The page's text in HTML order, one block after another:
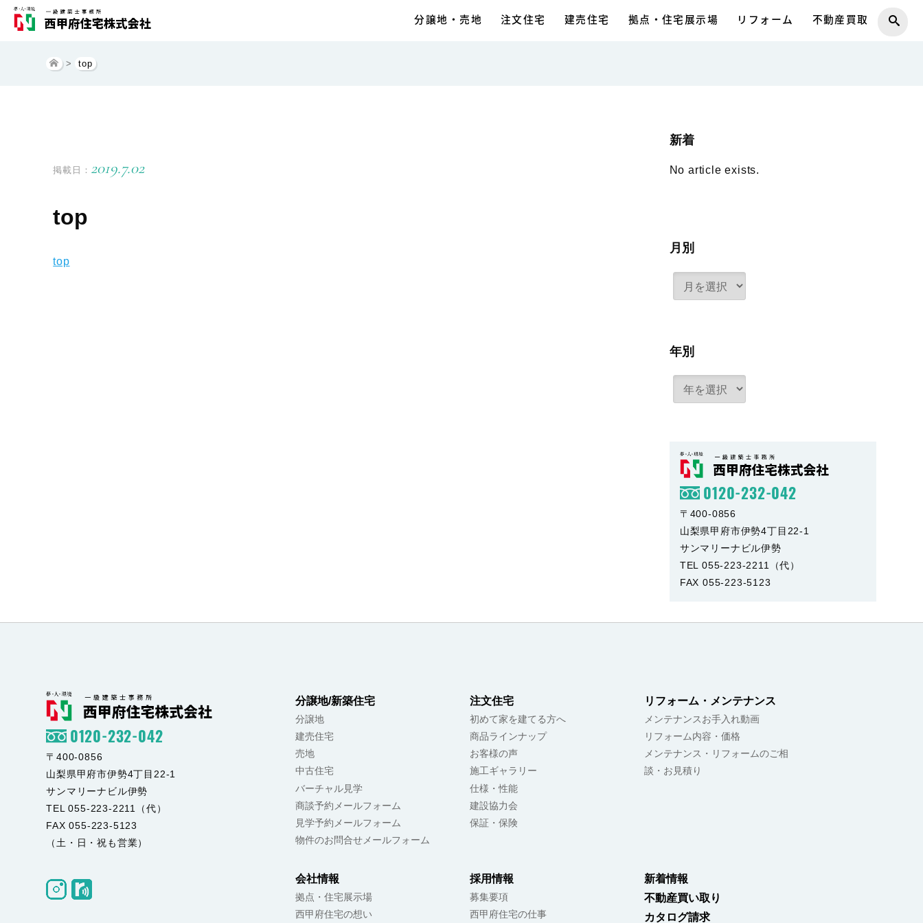
分譲地・売地 注文住宅 建売住宅 拠点・住宅展示場 リフォーム 不動産買取
> top
掲載日： 2019.7.02
top
top
新着
No article exists.
月別
年別
0120-232-042
〒400-0856
山梨県甲府市伊勢4丁目22-1
サンマリーナビル伊勢
TEL 055-223-2211（代）
FAX 055-223-5123
分譲地/新築住宅
分譲地
建売住宅
売地
中古住宅
バーチャル見学
商談予約メールフォーム
見学予約メールフォーム
物件のお問合せメールフォーム
注文住宅
初めて家を建てる方へ
商品ラインナップ
お客様の声
施工ギャラリー
仕様・性能
建設協力会
保証・保険
リフォーム・メンテナンス
メンテナンスお手入れ動画
リフォーム内容・価格
メンテナンス・リフォームのご相
談・お見積り
会社情報
拠点・住宅展示場
西甲府住宅の想い
採用情報
募集要項
西甲府住宅の仕事
新着情報
不動産買い取り
カタログ請求
0120-232-042
〒400-0856
山梨県甲府市伊勢4丁目22-1
サンマリーナビル伊勢
TEL 055-223-2211（代）
FAX 055-223-5123
（土・日・祝も営業）